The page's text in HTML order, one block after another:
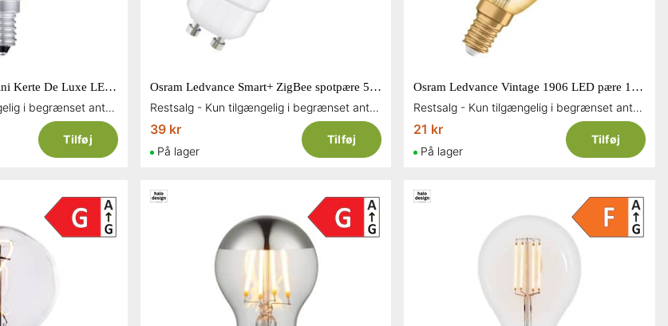
Halo Design Colors Mini Kerte De Luxe LED pære 2 watt E14
Restsalg - Kun tilgængelig i begrænset antal og så længe lager haves
Tilføj
Osram Ledvance Smart+ ZigBee spotpære 50W PAR16 hvid dæmpbar GU10 350 lumen
Restsalg - Kun tilgængelig i begrænset antal og så længe lager haves
39 kr
På lager
Tilføj
Osram Ledvance Vintage 1906 LED pære 12W kerte E14 120 lumen
Restsalg - Kun tilgængelig i begrænset antal og så længe lager haves
21 kr
På lager
Tilføj